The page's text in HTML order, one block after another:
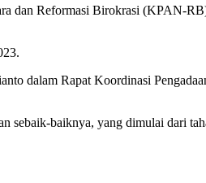
dan Reformasi Birokrasi (KPAN-
dalam Rapat Koordinasi
sebaik-baiknya, yang dimulai dari